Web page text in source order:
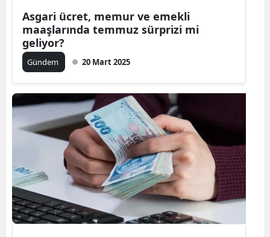
Asgari ücret, memur ve emekli
maaşlarında temmuz sürprizi mi
geliyor?
Gündem 20 Mart 2025